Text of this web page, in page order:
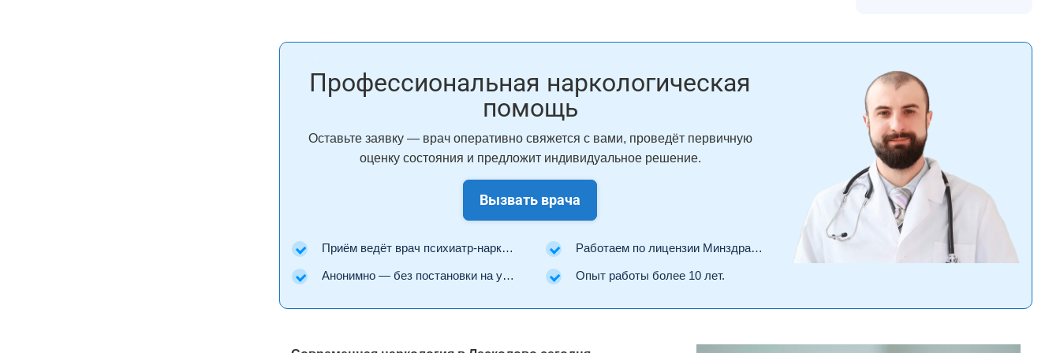
Профессиональная наркологическая
помощь
Оставьте заявку — врач оперативно свяжется с вами, проведёт первичную
оценку состояния и предложит индивидуальное решение.
Вызвать врача
Приём ведёт врач психиатр-нарколог. Работаем по лицензии Минздрава РФ.
Анонимно — без постановки на учёт. Опыт работы более 10 лет.